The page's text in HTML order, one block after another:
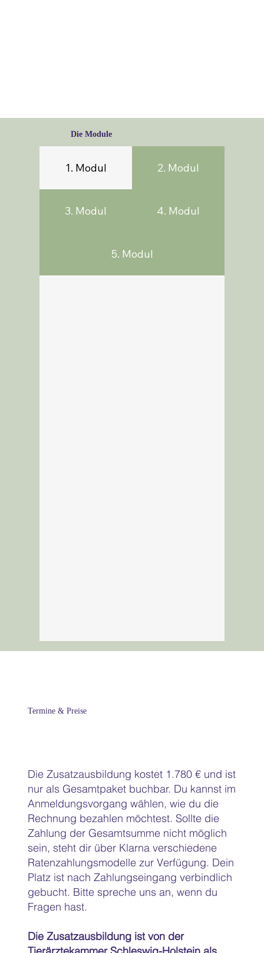
Die Module
1. Modul 2. Modul
3. Modul 4. Modul
5. Modul
Termine & Preise
Die Zusatzausbildung kostet 1.780 € und ist
nur als Gesamtpaket buchbar. Du kannst im
Anmeldungsvorgang wählen, wie du die
Rechnung bezahlen möchtest. Sollte die
Zahlung der Gesamtsumme nicht möglich
sein, steht dir über Klarna verschiedene
Ratenzahlungsmodelle zur Verfügung. Dein
Platz ist nach Zahlungseingang verbindlich
gebucht. Bitte spreche uns an, wenn du
Fragen hast.
Die Zusatzausbildung ist von der